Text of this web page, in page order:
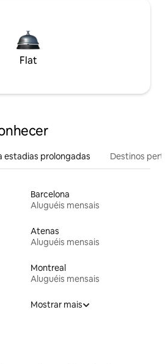
Flat
estadias prolongadas Destinos
Barcelona
Aluguéis mensais
Atenas
Aluguéis mensais
Montreal
Aluguéis mensais
Mostrar mais